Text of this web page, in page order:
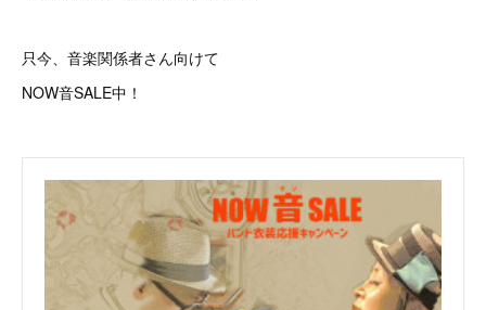
只今、音楽関係者さん向けて
NOW音SALE中！